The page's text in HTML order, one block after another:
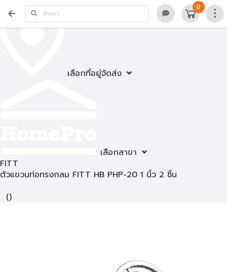
เลือกที่อยู่จัดส่ง
เลือกสาขา
0
FITT
ตัวแขวนท่อทรงกลม FITT HB PHP-20 1 นิ้ว 2 ชิ้น
()